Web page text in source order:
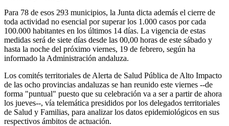
Para 78 de esos 293 municipios, la Junta dicta además el cierre de
toda actividad no esencial por superar los 1.000 casos por cada
100.000 habitantes en los últimos 14 días. La vigencia de estas
medidas será de siete días desde las 00,00 horas de este sábado y
hasta la noche del próximo viernes, 19 de febrero, según ha
informado la Administración andaluza.
Los comités territoriales de Alerta de Salud Pública de Alto Impacto
de las ocho provincias andaluzas se han reunido este viernes --de
forma "puntual" puesto que su celebración va a ser a partir de ahora
los jueves--, vía telemática presididos por los delegados territoriales
de Salud y Familias, para analizar los datos epidemiológicos en sus
respectivos ámbitos de actuación.